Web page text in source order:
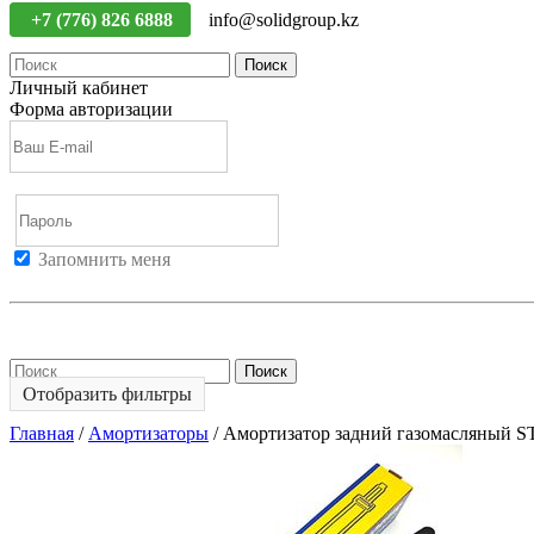
+7 (776) 826 6888 info@solidgroup.kz
Поиск
Личный кабинет
Форма авторизации
Запомнить меня
Поиск
Отобразить фильтры
Главная / Амортизаторы / Амортизатор задний газомасляный